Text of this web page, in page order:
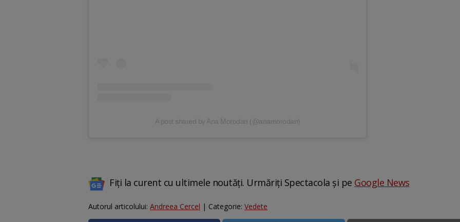
A post shared by Ana Morodan (@anamorodan)
Fiți la curent cu ultimele noutăți. Urmăriți Spectacola și pe Google News
Autorul articolului: Andreea Cercel | Categorie: Vedete